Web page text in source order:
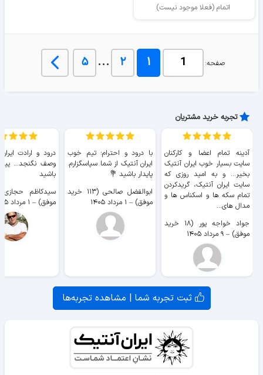
اتمام (فعلا موجود نیست)
صفحه: ۱ ۲ ... ۵
تجربه خرید مشتریان
آدینه تمام اعضا و کارکنان
سایت بسیار خوب ايران آنتیک
بخیر... و به امید روزی که
سایت ايران آنتیک، گریدکردن
تمام سکه ها و اسکناس ها و
مدال های...
جواد خواجه پور (۱۸ خرید
موفق) – ۹ مرداد ۱۴۰۵
با درود و احترام؛ تیم خوب
ایران آنتیک از شما سپاسگزارم.
پایدار باشید 💐
ابوالفضل صالحی (۱۱۳ خرید
موفق) – ۱ مرداد ۱۴۰۵
درود و ارادت
وصف نگنجد...
باشید
موفق) – ۱ مرداد ۱۴۰۵
ثبت تجربه شما | مشاهده تجربه‌ها